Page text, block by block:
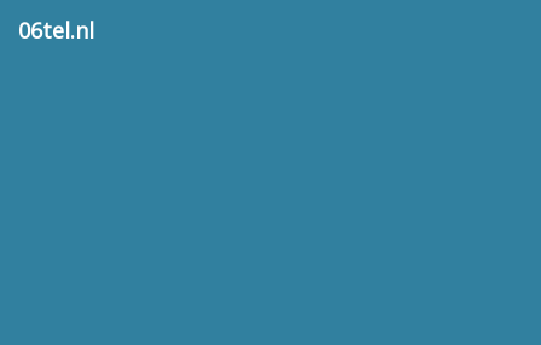
06tel.nl